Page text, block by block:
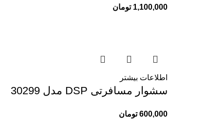
1,100,000 تومان
اطلاعات بیشتر
سشوار مسافرتی DSP مدل 30299
600,000 تومان